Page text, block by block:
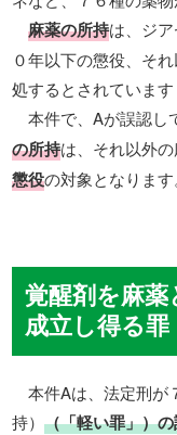
麻薬の所持は、ジ
０年以下の懲役、そ
処するとされていま
本件で、Aが誤認し
の所持は、それ以外
懲役の対象となります
覚醒剤を麻
成立し得る罪
本件Aは、法定刑が
持）（「軽い罪」）